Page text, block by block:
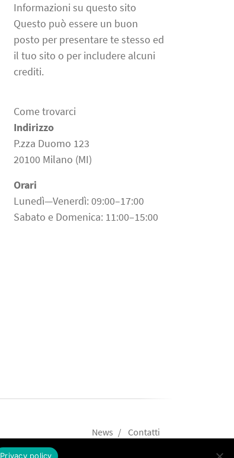
Informazioni su questo sito
Questo può essere un buon
posto per presentare te stesso ed
il tuo sito o per includere alcuni
crediti.
Come trovarci
Indirizzo
P.zza Duomo 123
20100 Milano (MI)
Orari
Lunedì—Venerdì: 09:00–17:00
Sabato e Domenica: 11:00–15:00
News Contatti
Privacy policy